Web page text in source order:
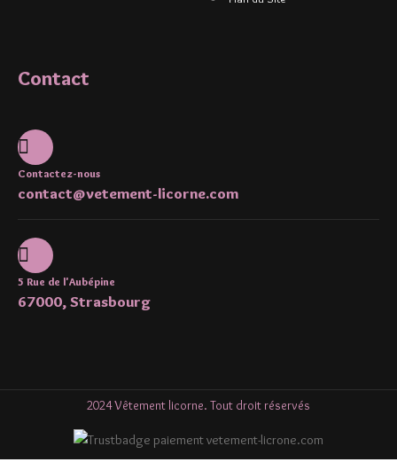
Contact
Contactez-nous
contact@vetement-licorne.com
5 Rue de l'Aubépine
67000, Strasbourg
2024 Vêtement licorne. Tout droit réservés